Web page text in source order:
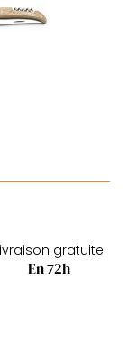
gratuite
En 72h